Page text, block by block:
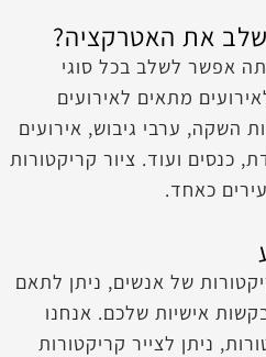
את האטרקציה?
אפשר לשלב בכל סוגי
מתאים לאירועים
השקה, ערבי גיבוש, אירועים
כנסים ועוד. ציור קריקטורות
כאחד.
של אנשים, ניתן לתאם
אישיות שלכם. אנחנו
ניתן לצייר קריקטורות